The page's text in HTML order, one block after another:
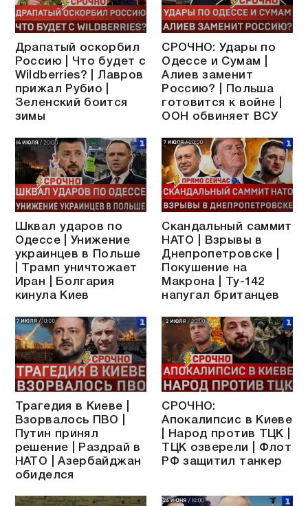
Драпатый оскорбил
Россию | Что будет с
Wildberries? | Лавров
прижал Рубио |
Зеленский боится
зимы
СРОЧНО: Удары по
Одессе и Сумам |
Алиев заменит
Россию? | Польша
готовится к войне |
ООН обвиняет ВСУ
Шквал ударов по
Одессе | Унижение
украинцев в Польше
| Трамп уничтожает
Иран | Болгария
кинула Киев
Скандальный саммит
НАТО | Взрывы в
Днепропетровске |
Покушение на
Макрона | Ту-142
напугал британцев
Трагедия в Киеве |
Взорвалось ПВО |
Путин принял
решение | Раздрай в
НАТО | Азербайджан
обиделся
СРОЧНО:
Апокалипсис в Киеве
| Народ против ТЦК |
ТЦК озверели | Флот
РФ защитил танкер